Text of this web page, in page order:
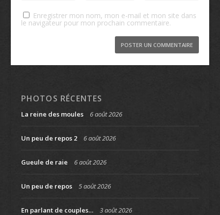
Enregistrer mon nom, mon e-mail et mon site dans
le navigateur pour mon prochain commentaire.
PHOTOS RÉCENTES
La reine des moules 6 août 2026
Un peu de repos 2 6 août 2026
Gueule de raie 6 août 2026
Un peu de repos 5 août 2026
En parlant de couples… 3 août 2026